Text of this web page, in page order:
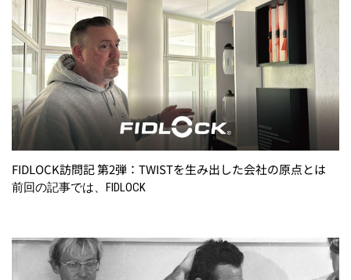
FIDLOCK訪問記 第2弾：TWISTを生み出した会社の原点とは
前回の記事では、FIDLOCK